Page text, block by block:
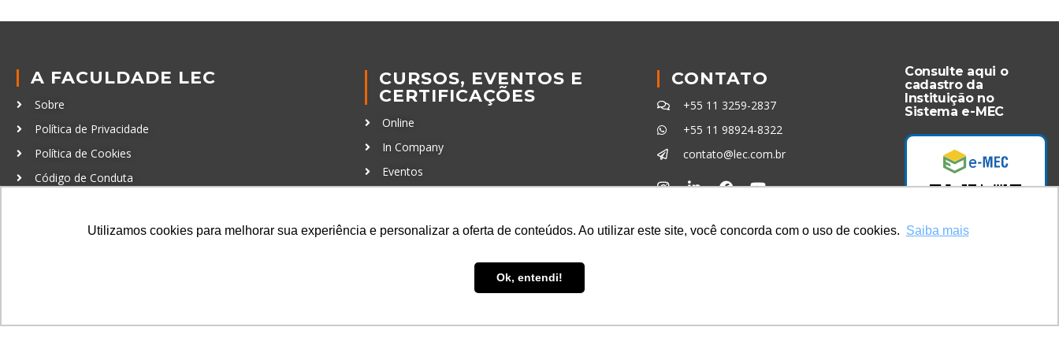
Utilizamos cookies para melhorar sua experiência e personalizar a oferta de conteúdos. Ao utilizar este site, você concorda com o uso de cookies. Saiba mais
Ok, entendi!
A FACULDADE LEC
Sobre
Política de Privacidade
Política de Cookies
Código de Conduta
CURSOS, EVENTOS E
CERTIFICAÇÕES
Online
In Company
Eventos
CONTATO
+55 11 3259-2837
+55 11 98924-8322
contato@lec.com.br
Consulte aqui o
cadastro da
Instituição no
Sistema e-MEC